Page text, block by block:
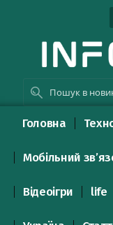
Головна
Мобільний
Відеоігри life